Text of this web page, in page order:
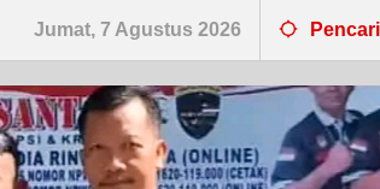
Jumat, 7 Agustus 2026